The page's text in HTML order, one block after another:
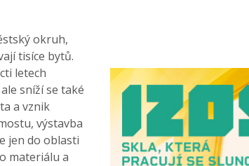
okruh,
tisíce bytů.
letech
sníží se také
a vznik
výstavba
jen do oblasti
materiálu a